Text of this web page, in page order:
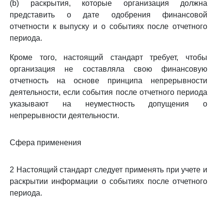
(b) раскрытия, которые организация должна
представить о дате одобрения финансовой
отчетности к выпуску и о событиях после отчетного
периода.
Кроме того, настоящий стандарт требует, чтобы
организация не составляла свою финансовую
отчетность на основе принципа непрерывности
деятельности, если события после отчетного периода
указывают на неуместность допущения о
непрерывности деятельности.
Сфера применения
2 Настоящий стандарт следует применять при учете и
раскрытии информации о событиях после отчетного
периода.